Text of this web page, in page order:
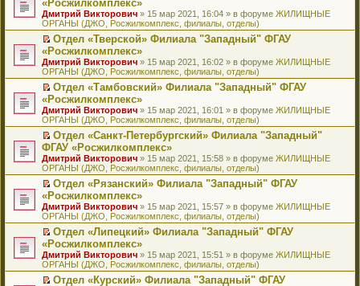
ю
б
щ
е
н
ю
м
у
с
о
б
щ
е
н
ю
т
а
н
н
м
у
с
о
б
щ
е
н
и
ю
п
р
о
ч
т
а
н
н
м
у
с
о
о
б
щ
е
н
ю
о
м
у
н
п
р
о
ч
т
а
н
н
о
м
у
с
о
б
щ
е
н
ю
к
п
е
р
о
м
у
н
п
р
о
ч
и
т
а
н
н
м
у
с
о
б
щ
е
р
е
й
т
к
п
е
р
о
м
у
н
е
п
р
о
ч
т
а
н
н
м
у
с
«Росжилкомплекс»
Дмитрий Викторович » 15 мар 2021, 16:04 » в форуме ЖИЛИЩНЫЕ
ОРГАНЫ (ДЖО, Росжилкомплекс, филиалы, отделы)
П
р
е
й
т
к
п
е
р
в
о
м
у
н
п
р
о
ч
т
а
н
Отдел «Тверской» Филиала "Западный" ФГАУ
«Росжилкомплекс»
Дмитрий Викторович » 15 мар 2021, 16:02 » в форуме ЖИЛИЩНЫЕ
ОРГАНЫ (ДЖО, Росжилкомплекс, филиалы, отделы)
П
р
е
й
т
и
к
п
е
р
о
м
у
н
п
р
о
Отдел «Тамбовский» Филиала "Западный" ФГАУ
«Росжилкомплекс»
Дмитрий Викторович » 15 мар 2021, 16:01 » в форуме ЖИЛИЩНЫЕ
ОРГАНЫ (ДЖО, Росжилкомплекс, филиалы, отделы)
П
е
р
е
й
т
к
п
е
р
о
м
у
Отдел «Санкт-Петербургский» Филиала "Западный"
ФГАУ «Росжилкомплекс»
Дмитрий Викторович » 15 мар 2021, 15:58 » в форуме ЖИЛИЩНЫЕ
ОРГАНЫ (ДЖО, Росжилкомплекс, филиалы, отделы)
П
р
е
й
т
к
п
е
Отдел «Рязанский» Филиала "Западный" ФГАУ
«Росжилкомплекс»
Дмитрий Викторович » 15 мар 2021, 15:57 » в форуме ЖИЛИЩНЫЕ
ОРГАНЫ (ДЖО, Росжилкомплекс, филиалы, отделы)
П
р
е
й
Отдел «Липецкий» Филиала "Западный" ФГАУ
«Росжилкомплекс»
Дмитрий Викторович » 15 мар 2021, 15:51 » в форуме ЖИЛИЩНЫЕ
ОРГАНЫ (ДЖО, Росжилкомплекс, филиалы, отделы)
Отдел «Курский» Филиала "Западный" ФГАУ